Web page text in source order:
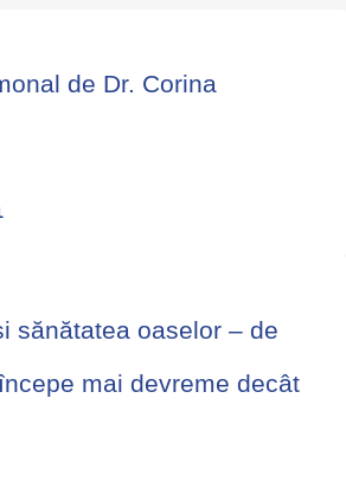
de Dr. Corina
sănătatea oaselor – de
mai devreme decât